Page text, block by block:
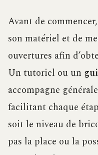
Avant de
son matériel et de
ouvertures afin
Un tutoriel ou un
accompagne
facilitant chaque
soit le niveau de
pas la place ou la